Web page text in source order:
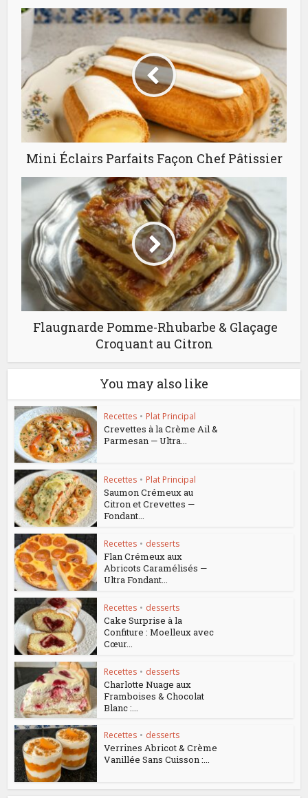
Mini Éclairs Parfaits Façon Chef Pâtissier
Flaugnarde Pomme-Rhubarbe & Glaçage
Croquant au Citron
You may also like
Recettes • Plat Principal
Crevettes à la Crème Ail &
Parmesan — Ultra...
Recettes • Plat Principal
Saumon Crémeux au
Citron et Crevettes —
Fondant...
Recettes • desserts
Flan Crémeux aux
Abricots Caramélisés —
Ultra Fondant...
Recettes • desserts
Cake Surprise à la
Confiture : Moelleux avec
Cœur...
Recettes • desserts
Charlotte Nuage aux
Framboises & Chocolat
Blanc :...
Recettes • desserts
Verrines Abricot & Crème
Vanillée Sans Cuisson :...